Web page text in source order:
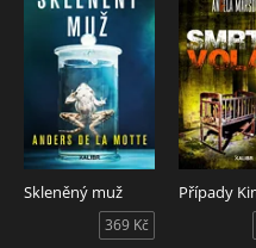
Skleněný muž
369 Kč